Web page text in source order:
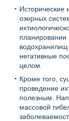
Исторические
озерных
планировании
негативные
целом.
Кроме того,
проведение
полезным.
массовой